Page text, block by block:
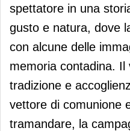
spettatore in una
gusto e natura, dove
con alcune delle
memoria contadina. Il
tradizione e
vettore di comunione
tramandare, la